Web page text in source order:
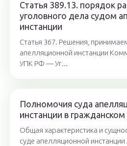
Статья 389.13. порядок
уголовного дела судом
инстанции
Статья 367. Решения,
апелляционной инстанции
УПК РФ — Уг...
Полномочия суда
инстанции в гражданском
Общая характеристика и
суде апелляционной